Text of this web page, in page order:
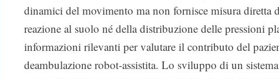
dinamici del movimento ma non fornisce misura diretta
reazione al suolo né della distribuzione delle pressioni
informazioni rilevanti per valutare il contributo del
deambulazione robot-assistita. Lo sviluppo di un sistema